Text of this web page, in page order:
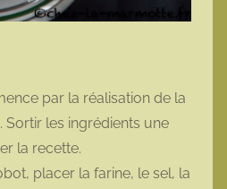
par la réalisation de la
Sortir les ingrédients une
la recette.
placer la farine, le sel, la